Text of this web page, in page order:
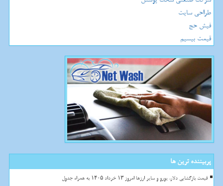
طراحی سایت
فیش حج
قیمت بیسیم
پربیننده ترین ها
قیمت بازگشایی دلار، یورو و سایر ارزها امروز ۱۳ خرداد ۱۴۰۵ به همراه جدول